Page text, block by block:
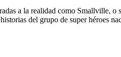
a la realidad como Smallville, o
del grupo de super héroes